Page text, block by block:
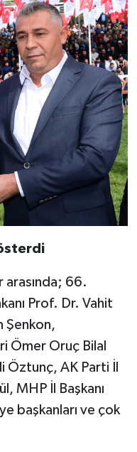
66.
Prof. Dr. Vahit
Şenkon,
Ömer Oruç Bilal
AK Parti İl
MHP İl Başkanı
başkanları ve çok